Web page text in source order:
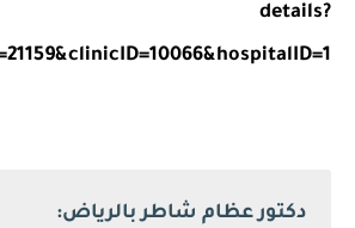
details?
دكتور عظام شاطر بالرياض: